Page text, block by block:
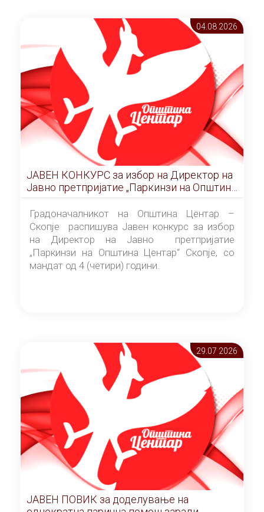
Скопје” број 9/2026), за времетраење од 3
(три) години од денот на потпишувањето на
Договорот за закуп со најповолниот
понудувач.
04.08 2026
ЈАВЕН КОНКУРС за избор на Директор на
Јавно претпријатие „Паркинзи на Општина
Центар“ – Скопје
Градоначалникот на Општина Центар –
Скопје распишува Јавен конкурс за избор
на Директор на Јавно претпријатие
„Паркинзи на Општина Центар“ Скопје, со
мандат од 4 (четири) години.
29.07 2026
ЈАВЕН ПОВИК за доделување на